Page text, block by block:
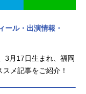
記事一覧
ール・出演情報・
3月17日生まれ、福岡
スメ記事をご紹介！